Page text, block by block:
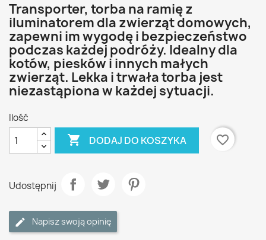
Transporter, torba na ramię z
iluminatorem dla zwierząt domowych,
zapewni im wygodę i bezpieczeństwo
podczas każdej podróży. Idealny dla
kotów, piesków i innych małych
zwierząt. Lekka i trwała torba jest
niezastąpiona w każdej sytuacji.
Ilość
 DODAJ DO KOSZYKA favorite_border
Udostępnij
Napisz swoją opinię